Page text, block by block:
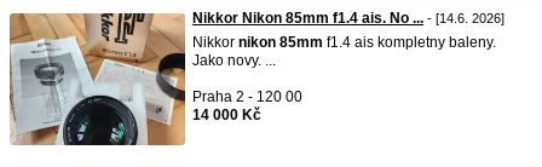
Nikkor Nikon 85mm f1.4 ais. No ... - [14.6. 2026]
Nikkor nikon 85mm f1.4 ais kompletny baleny.
Jako novy. ...
Praha 2 - 120 00
14 000 Kč